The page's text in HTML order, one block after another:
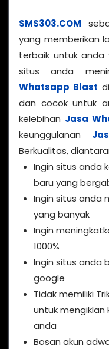
SMS303.COM
yang memberikan
terbaik untuk anda
situs anda
Whatsapp Blast di
dan cocok untuk
kelebihan Jasa
keunggulanan
Berkualitas,
Ingin situs anda
baru yang
Ingin situs anda
yang banyak
Ingin
1000%
Ingin situs anda
google
Tidak memiliki
untuk mengiklan
anda
Bosan akun